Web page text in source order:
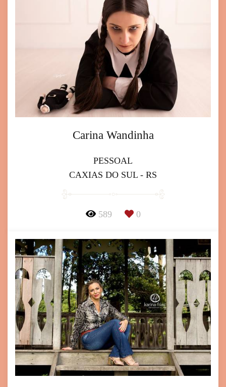
Carina Wandinha
PESSOAL
CAXIAS DO SUL - RS
589 0